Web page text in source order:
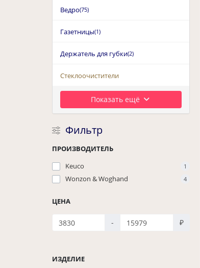
Ведро(75)
Газетницы(1)
Держатель для губки(2)
Стеклоочистители
Показать ещё
Фильтр
ПРОИЗВОДИТЕЛЬ
Keuco
1
Wonzon & Woghand 4
ЦЕНА
- ₽
ИЗДЕЛИЕ